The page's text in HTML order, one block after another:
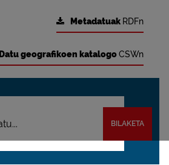
Metadatuak RDFn
Datu geografikoen katalogoCSWn
BILAKETA